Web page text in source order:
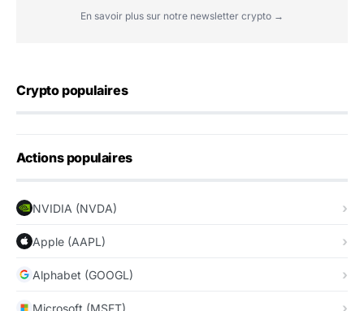
En savoir plus sur notre newsletter crypto →
Crypto populaires
Actions populaires
NVIDIA (NVDA)
Apple (AAPL)
Alphabet (GOOGL)
Microsoft (MSFT)